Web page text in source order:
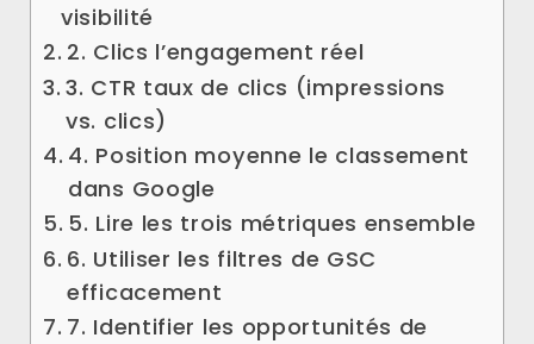
visibilité
2. Clics l’engagement réel
3. CTR taux de clics (impressions
vs. clics)
4. Position moyenne le classement
dans Google
5. Lire les trois métriques ensemble
6. Utiliser les filtres de GSC
efficacement
7. Identifier les opportunités de